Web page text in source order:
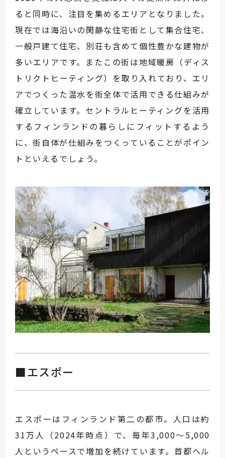
ると同時に、注目を集めるエリアとなりました。
現在では海沿いの閑静な住宅街として集合住宅、
一般戸建て住宅、別荘も含めて個性豊かな建物が
多いエリアです。またこの街は地域暖房（ディス
トリクトヒーティング）を取り入れており、エリ
アでつくった温水を街全体で活用できる仕組みが
確立しています。セントラルヒーティングを活用
するフィンランドの暮らしにフィットするよう
に、街自体が仕組みをつくっていることがポイン
トといえるでしょう。
■エスポー
エスポーはフィンランド第二の都市。人口は約
31万人（2024年時点）で、毎年3,000〜5,000
人というペースで増加を続けています。首都ヘル